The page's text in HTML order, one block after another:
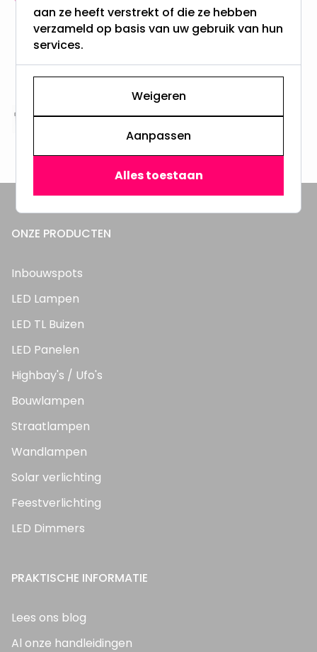
meer dan 100.000 klanten gingen u voor
Gratis verzending + snel geleverd
Vanaf EUR100,- naar NL & BE
3000m2 - 60.000+ Producten
ONZE PRODUCTEN
Inbouwspots
LED Lampen
LED TL Buizen
LED Panelen
Highbay's / Ufo's
Bouwlampen
Straatlampen
Wandlampen
Solar verlichting
Feestverlichting
LED Dimmers
PRAKTISCHE INFORMATIE
Lees ons blog
Al onze handleidingen
aan ze heeft verstrekt of die ze hebben
verzameld op basis van uw gebruik van hun
services.
Weigeren
Aanpassen
Alles toestaan